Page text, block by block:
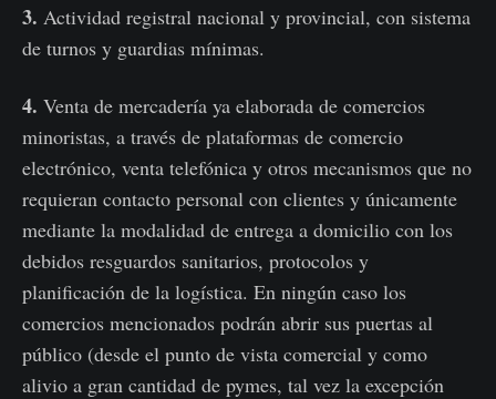
3. Actividad registral nacional y provincial, con sistema
de turnos y guardias mínimas.
4. Venta de mercadería ya elaborada de comercios
minoristas, a través de plataformas de comercio
electrónico, venta telefónica y otros mecanismos que no
requieran contacto personal con clientes y únicamente
mediante la modalidad de entrega a domicilio con los
debidos resguardos sanitarios, protocolos y
planificación de la logística. En ningún caso los
comercios mencionados podrán abrir sus puertas al
público (desde el punto de vista comercial y como
alivio a gran cantidad de pymes, tal vez la excepción